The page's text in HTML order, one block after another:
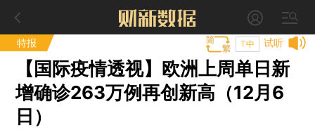
特报 试听
T中
【国际疫情透视】欧洲上周单日新
增确诊263万例再创新高（12月6
日）